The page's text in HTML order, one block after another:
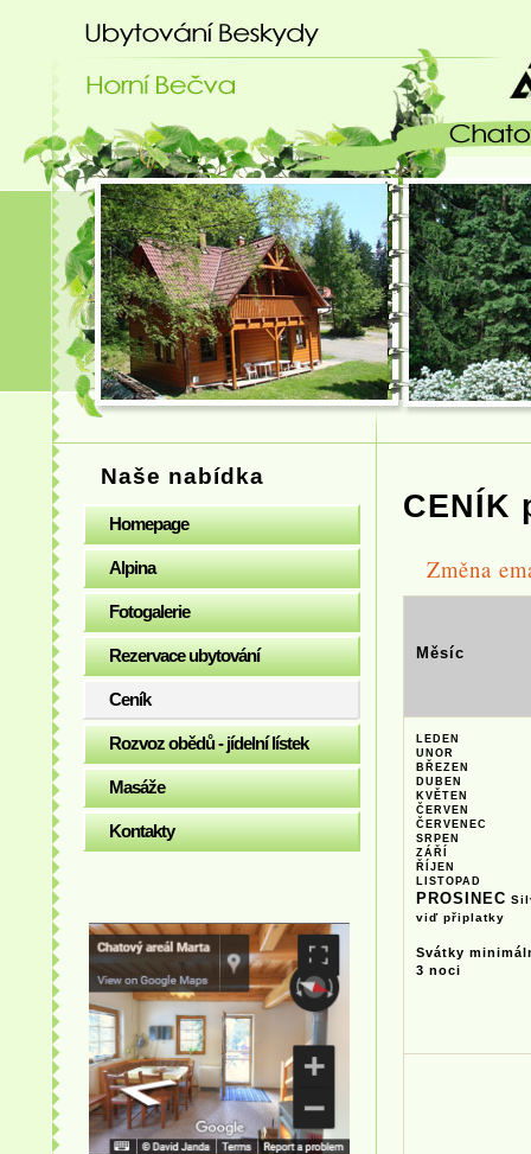
Ubytování Beskydy - chatový
Naše nabídka
Homepage
Alpina
Fotogalerie
Rezervace ubytování
Ceník
Rozvoz obědů - jídelní lístek
Masáže
Kontakty
CENÍK
Změna
Měsíc
LEDEN
UNOR
BŘEZEN
DUBEN
KVĚTEN
ČERVEN
ČERVENEC
SRPEN
ZÁŘÍ
ŘÍJEN
LISTOPAD
PROSINEC
viď připlatky
Svátky
3 noci